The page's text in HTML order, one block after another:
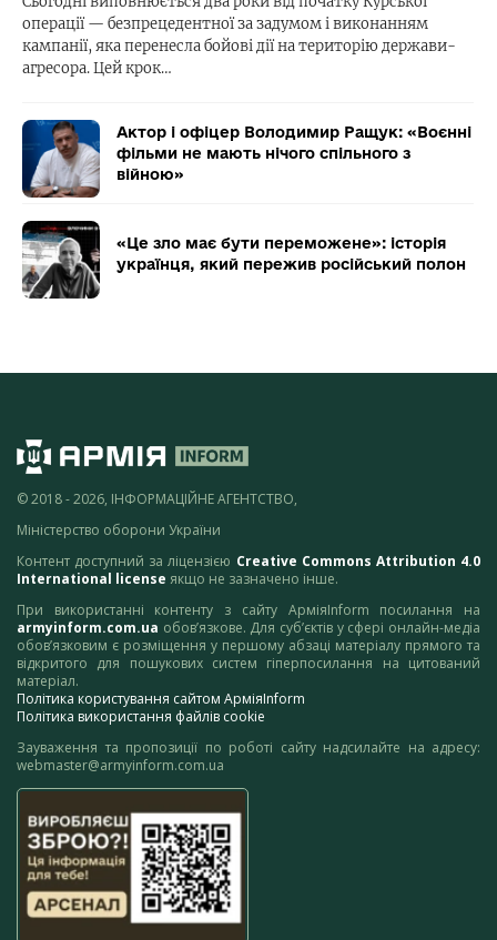
операції — безпрецедентної за задумом і виконанням
кампанії, яка перенесла бойові дії на територію держави-
агресора. Цей крок…
Актор і офіцер Володимир Ращук: «Воєнні
фільми не мають нічого спільного з
війною»
«Це зло має бути переможене»: історія
українця, який пережив російський полон
© 2018 - 2026, ІНФОРМАЦІЙНЕ АГЕНТСТВО,
Міністерство оборони України
Контент доступний за ліцензією Creative Commons Attribution 4.0
International license якщо не зазначено інше.
При використанні контенту з сайту АрміяInform посилання на
armyinform.com.ua обов’язкове. Для суб’єктів у сфері онлайн-медіа
обов’язковим є розміщення у першому абзаці матеріалу прямого та
відкритого для пошукових систем гіперпосилання на цитований
матеріал.
Політика користування сайтом АрміяInform
Політика використання файлів cookie
Зауваження та пропозиції по роботі сайту надсилайте на адресу:
webmaster@armyinform.com.ua